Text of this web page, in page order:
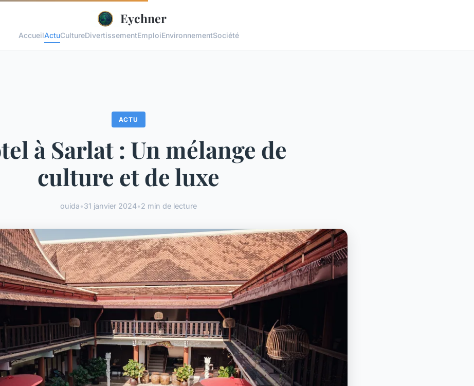
Eychner
AccueilActuCultureDivertissementEmploiEnvironnementSociété
ACTU
à Sarlat : Un mélange de
culture et de luxe
ouida•31 janvier 2024•2 min de lecture